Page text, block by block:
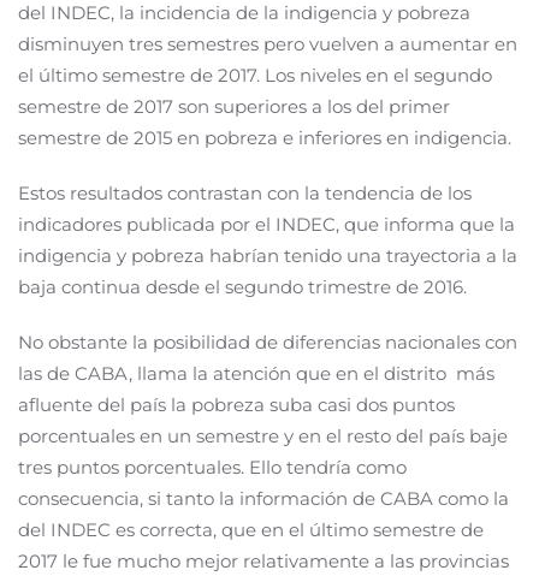
del INDEC, la incidencia de la indigencia y pobreza
disminuyen tres semestres pero vuelven a aumentar en
el último semestre de 2017. Los niveles en el segundo
semestre de 2017 son superiores a los del primer
semestre de 2015 en pobreza e inferiores en indigencia.
Estos resultados contrastan con la tendencia de los
indicadores publicada por el INDEC, que informa que la
indigencia y pobreza habrían tenido una trayectoria a la
baja continua desde el segundo trimestre de 2016.
No obstante la posibilidad de diferencias nacionales con
las de CABA, llama la atención que en el distrito más
afluente del país la pobreza suba casi dos puntos
porcentuales en un semestre y en el resto del país baje
tres puntos porcentuales. Ello tendría como
consecuencia, si tanto la información de CABA como la
del INDEC es correcta, que en el último semestre de
2017 le fue mucho mejor relativamente a las provincias